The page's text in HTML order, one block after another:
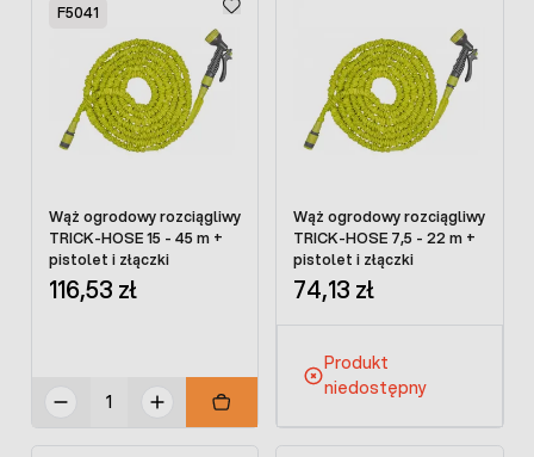
F5041
Wąż ogrodowy rozciągliwy
TRICK-HOSE 15 - 45 m +
pistolet i złączki
116,53 zł
Wąż ogrodowy rozciągliwy
TRICK-HOSE 7,5 - 22 m +
pistolet i złączki
74,13 zł
Produkt
niedostępny